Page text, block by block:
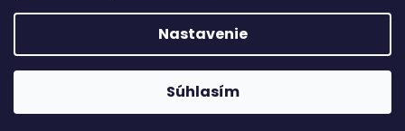
Nastavenie
Súhlasím
Copyright 2026Healthy planet. Všetky práva vyhradené.
Upraviť nastavenie cookiesNastavenie | Úprava | Custom
Netmedia s.r.o.